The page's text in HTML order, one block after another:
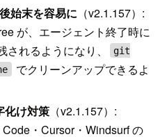
始末を容易に （v2.1.157）:
が、エージェント終了時に
れるようになり、
git
でクリーンアップできるよ
化け対策 （v2.1.157）:
Code・Cursor・Windsurf の